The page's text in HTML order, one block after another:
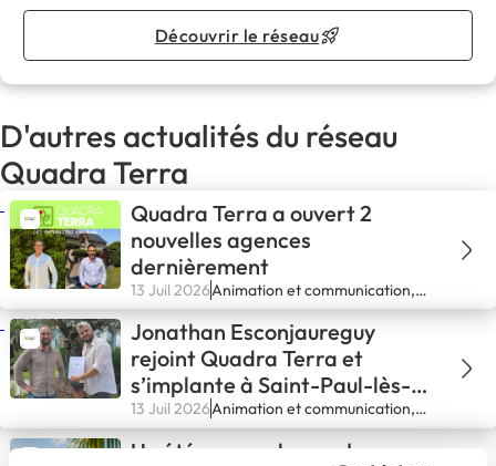
Découvrir le réseau
D'autres actualités du réseau
Quadra Terra
Quadra Terra a ouvert 2
nouvelles agences
dernièrement
13 Juil 2026Animation et communication,
Actualités
Jonathan Esconjaureguy
rejoint Quadra Terra et
s’implante à Saint-Paul-lès-
Dax !
13 Juil 2026Animation et communication,
Actualités
Un été pour se lancer !